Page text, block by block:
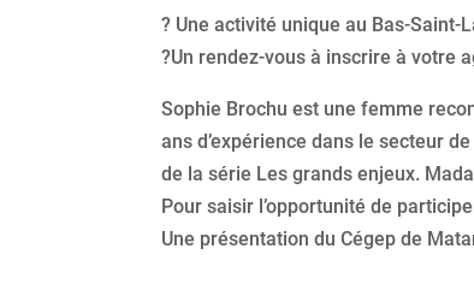
? Une activité unique au Bas-Saint-
?Un rendez-vous à inscrire à votre
Sophie Brochu est une femme
ans d’expérience dans le secteur
de la série Les grands enjeux.
Pour saisir l’opportunité de
Une présentation du Cégep de